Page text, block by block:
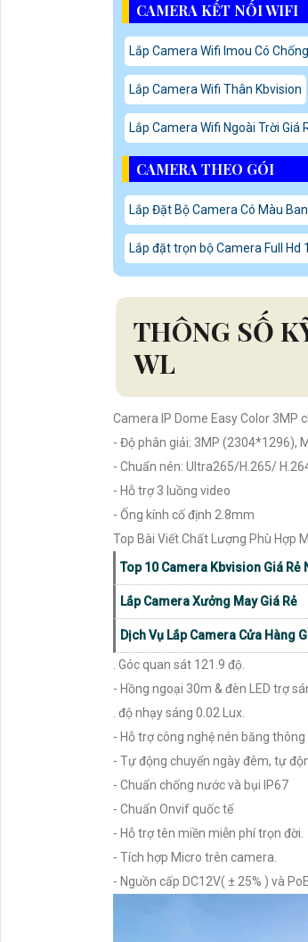
CAMERA KẾT NỐI WIFI
Lắp Camera Wifi Imou Có
Lắp Camera Wifi Thân Kbvision
Lắp Camera Wifi Ngoài Trời Giá
CAMERA THEO GÓI
Lắp Đặt Bộ Camera Có Màu
Lắp đặt trọn bộ Camera Full Hd
THÔNG SỐ
WL
Camera IP Dome Easy Color 3MP
- Độ phân giải: 3MP (2304*1296),
- Chuẩn nén: Ultra265/H.265/
- Hỗ trợ 3 luồng video
- Ống kính cố định 2.8mm
Top Bài Viết Chất Lượng Phù Hợp
Top 10 Camera Kbvision Giá Rẻ
Lắp Camera Xưởng May Giá Rẻ
Dịch Vụ Lắp Camera Cửa Hàng
. Góc quan sát 121.9 độ.
- Hồng ngoại 30m & đèn LED trợ
. độ nhạy sáng 0.02 Lux.
- Hỗ trợ công nghệ nén băng thông
- Tự động chuyển ngày đêm, tự
- Chuẩn chống nước và bụi IP67
- Chuẩn Onvif quốc tế
- Hỗ trợ tên miền miễn phí trọn đời.
- Tích hợp Micro trên camera.
- Nguồn cấp DC12V( ± 25% ) và PoE